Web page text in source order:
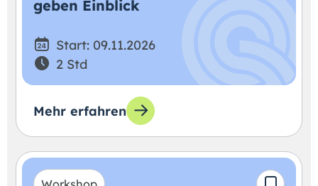
geben Einblick
Start: 09.11.2026
2 Std
Mehr erfahren